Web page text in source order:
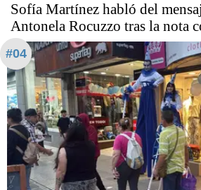
Sofía Martínez habló del
Antonela Rocuzzo tras la nota
#04